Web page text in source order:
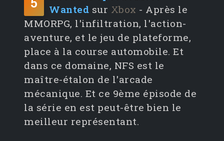
Wanted sur Xbox - Après le
MMORPG, l'infiltration, l'action-
aventure, et le jeu de plateforme,
place à la course automobile. Et
dans ce domaine, NFS est le
maître-étalon de l'arcade
mécanique. Et ce 9ème épisode de
la série en est peut-être bien le
meilleur représentant.